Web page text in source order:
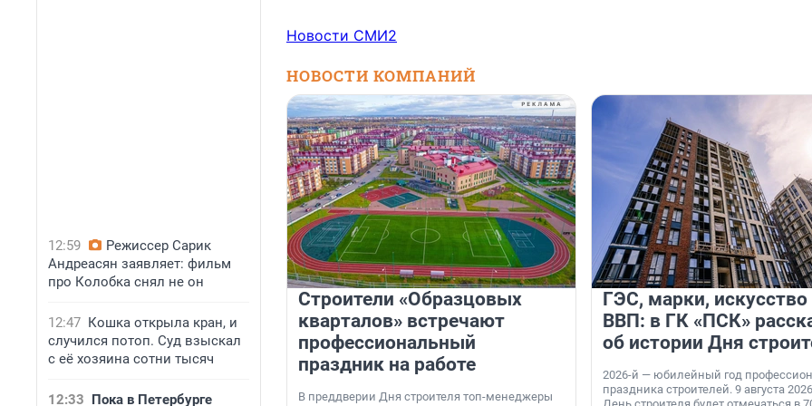
12:59
Режиссер Сарик
Андреасян заявляет: фильм
про Колобка снял не он
12:47 Кошка открыла кран, и
случился потоп. Суд взыскал
с её хозяина сотни тысяч
12:33 Пока в Петербурге
Новости СМИ2
НОВОСТИ КОМПАНИЙ
Строители «Образцовых
кварталов» встречают
профессиональный
праздник на работе
В преддверии Дня строителя топ-менеджеры
ГЭС, марки, искусство
ВВП: в ГК «ПСК»
об истории Дня
2026-й — юбилейный год
праздника строителей. 9 августа